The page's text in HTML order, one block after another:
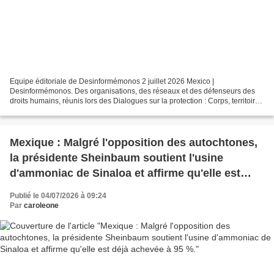
Equipe éditoriale de Desinformémonos 2 juillet 2026 Mexico |
Desinformémonos. Des organisations, des réseaux et des défenseurs des
droits humains, réunis lors des Dialogues sur la protection : Corps, territoire
Mexique : Malgré l'opposition des autochtones,
la présidente Sheinbaum soutient l'usine
d'ammoniac de Sinaloa et affirme qu'elle est
déjà achevée à 95 %.
Publié le 04/07/2026 à 09:24
Par caroleone